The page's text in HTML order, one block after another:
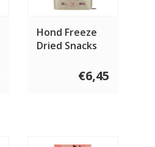
Hond Freeze
Dried Snacks
€6,45